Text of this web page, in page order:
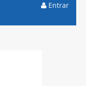
Entrar